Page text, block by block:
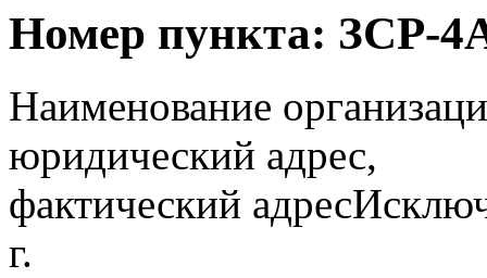
Номер пункта: ЗСР-
Наименование
юридический адрес,
фактический адрес
г.